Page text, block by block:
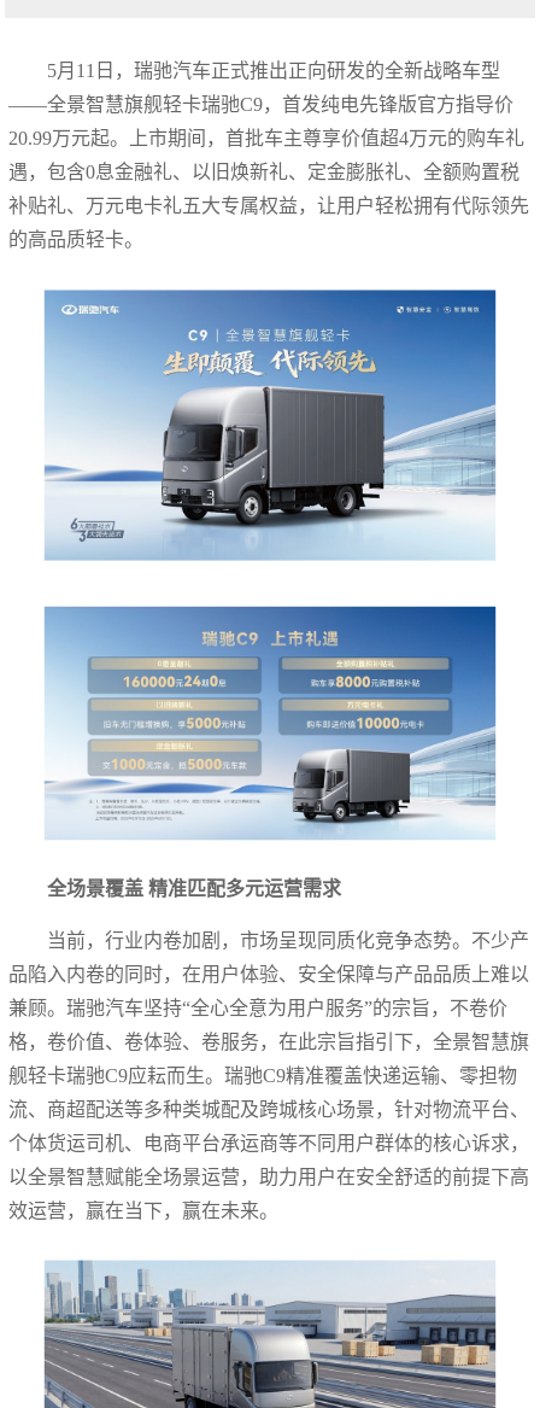
5月11日，瑞驰汽车正式推出正向研发的全新战略车型
——全景智慧旗舰轻卡瑞驰C9，首发纯电先锋版官方指导价
20.99万元起。上市期间，首批车主尊享价值超4万元的购车礼
遇，包含0息金融礼、以旧焕新礼、定金膨胀礼、全额购置税
补贴礼、万元电卡礼五大专属权益，让用户轻松拥有代际领先
的高品质轻卡。
全场景覆盖 精准匹配多元运营需求
当前，行业内卷加剧，市场呈现同质化竞争态势。不少产
品陷入内卷的同时，在用户体验、安全保障与产品品质上难以
兼顾。瑞驰汽车坚持“全心全意为用户服务”的宗旨，不卷价
格，卷价值、卷体验、卷服务，在此宗旨指引下，全景智慧旗
舰轻卡瑞驰C9应耘而生。瑞驰C9精准覆盖快递运输、零担物
流、商超配送等多种类城配及跨城核心场景，针对物流平台、
个体货运司机、电商平台承运商等不同用户群体的核心诉求，
以全景智慧赋能全场景运营，助力用户在安全舒适的前提下高
效运营，赢在当下，赢在未来。